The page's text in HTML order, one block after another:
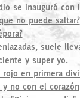
se inauguró con
no puede saltar?
suele
y super yo.
rojo en primera
no con el corazón